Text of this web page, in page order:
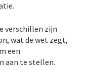
verschillen zijn
wat de wet zegt,
een
aan te stellen.